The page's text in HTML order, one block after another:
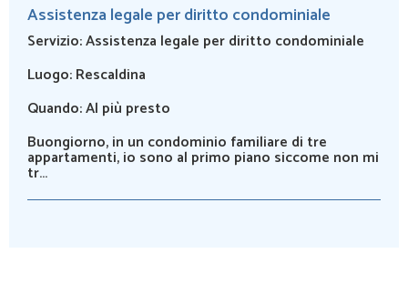
Assistenza legale per diritto condominiale
Servizio:Assistenza legale per diritto condominiale
Luogo:Rescaldina
Quando:Al più presto
Buongiorno, in un condominio familiare di tre
appartamenti, io sono al primo piano siccome non mi
tr...